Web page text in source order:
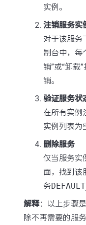
实例。
注销服务实
对于该服务
制台中，每
销”或“卸载
销。
验证服务状
在所有实例
实例列表为
删除服务
仅当服务实
面，找到该
务
解释：以上步骤
除不再需要的服